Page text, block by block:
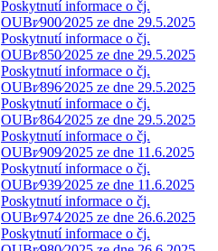
Poskytnutí informace o čj.
OUBr⁄900⁄2025 ze dne 29.5.2025
Poskytnutí informace o čj.
OUBr⁄850⁄2025 ze dne 29.5.2025
Poskytnutí informace o čj.
OUBr⁄896⁄2025 ze dne 29.5.2025
Poskytnutí informace o čj.
OUBr⁄864⁄2025 ze dne 29.5.2025
Poskytnutí informace o čj.
OUBr⁄909⁄2025 ze dne 11.6.2025
Poskytnutí informace o čj.
OUBr⁄939⁄2025 ze dne 11.6.2025
Poskytnutí informace o čj.
OUBr⁄974⁄2025 ze dne 26.6.2025
Poskytnutí informace o čj.